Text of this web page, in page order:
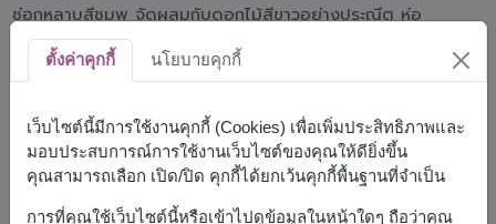
ช่อกุหลาบสีชมพู จัดผสมกับดอกไม้สีขาวอย่างประณีต ห่อ
ด้วยกระดาษสีชมพูเข้ม ให้ความรู้สึกอ่อนหวาน หรูหรา และ
อบอุ่น เหมาะสำหรับวันเกิด วันครบรอบ แสดงความยินดี หรือ
มอบแทนความรักและความห่วงใย
*สีของดอกกุหลาบชมพูอาจมีความแตกต่างจากรูปภาพตัวอย่าง
เนื่องจากสายพันธุ์ของดอกไม้จะขึ้นอยู่กับสต็อกสินค้าในแต่ละวัน
สินค้าแบบที่ใกล้เคียงกัน ได้แก่
ตั้งค่าคุกกี้ นโยบายคุกกี้
เว็บไซต์นี้มีการใช้งานคุกกี้ (Cookies) เพื่อเพิ่มประสิทธิภาพและ
มอบประสบการณ์การใช้งานเว็บไซต์ของคุณให้ดียิ่งขึ้น
คุณสามารถเลือก เปิด/ปิด คุกกี้ได้ยกเว้นคุกกี้พื้นฐานที่จำเป็น
การที่คุณใช้เว็บไซต์นี้หรือเข้าไปดูข้อมูลในหน้าใดๆ ถือว่าคุณ